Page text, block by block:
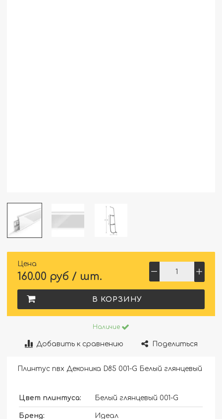
Цена
160.00 руб / шт.
В КОРЗИНУ
Наличие
Добавить к сравнению Поделиться
Плинтус пвх Деконика D85 001-G Белый глянцевый
Цвет плинтуса: Белый глянцевый 001-G
Бренд: Идеал